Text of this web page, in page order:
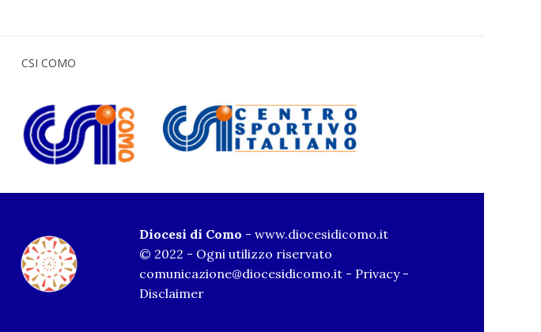
CSI COMO
Diocesi di Como - www.diocesidicomo.it
© 2022 - Ogni utilizzo riservato
comunicazione@diocesidicomo.it - Privacy-
Disclaimer